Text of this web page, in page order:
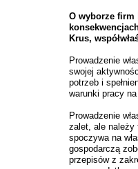
O wyborze firm
Krus,
Prowadzenie
swojej
potrzeb i
warunki pracy na
Prowadzenie
zalet, ale należy
spoczywa na
gospodarczą
przepisów z